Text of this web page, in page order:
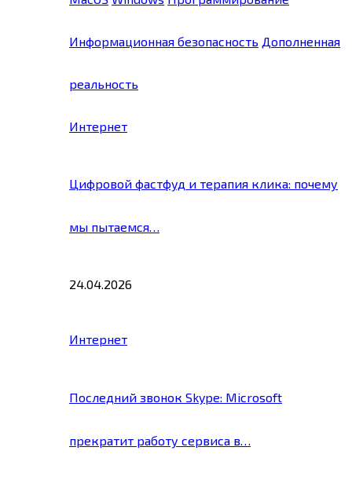
Информационная безопасность Дополненная
реальность
Интернет
Цифровой фастфуд и терапия клика: почему
мы пытаемся…
24.04.2026
Интернет
Последний звонок Skype: Microsoft
прекратит работу сервиса в…